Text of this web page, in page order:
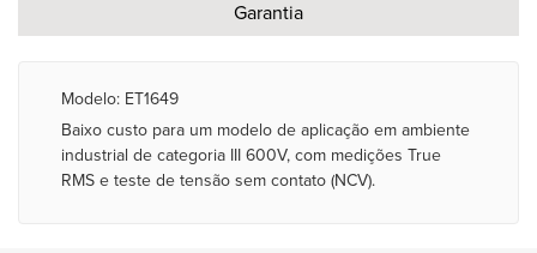
Garantia
Modelo: ET1649
Baixo custo para um modelo de aplicação em ambiente
industrial de categoria III 600V, com medições True
RMS e teste de tensão sem contato (NCV).